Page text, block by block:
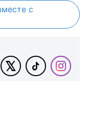
с